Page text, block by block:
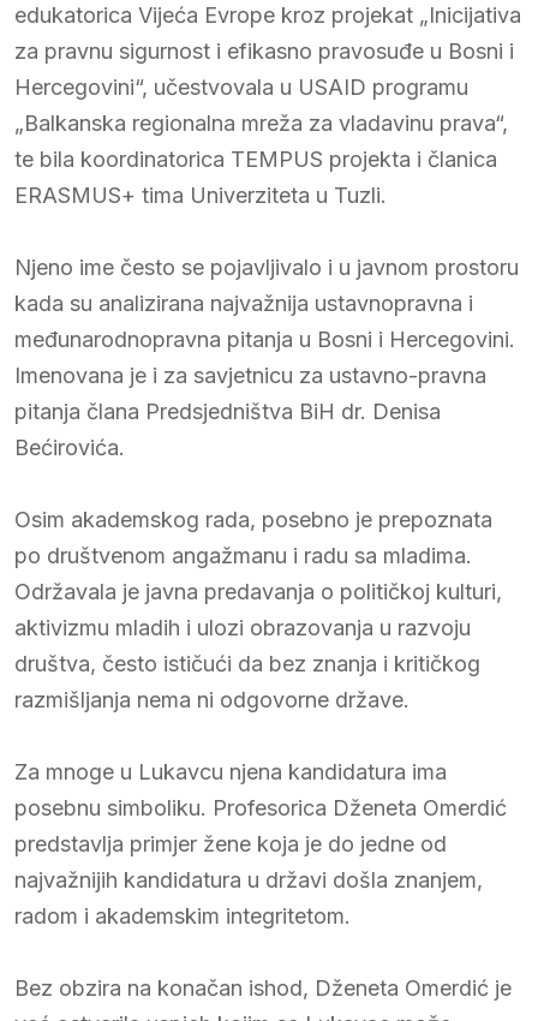
edukatorica Vijeća Evrope kroz projekat „Inicijativa
za pravnu sigurnost i efikasno pravosuđe u Bosni i
Hercegovini“, učestvovala u USAID programu
„Balkanska regionalna mreža za vladavinu prava“,
te bila koordinatorica TEMPUS projekta i članica
ERASMUS+ tima Univerziteta u Tuzli.
Njeno ime često se pojavljivalo i u javnom prostoru
kada su analizirana najvažnija ustavnopravna i
međunarodnopravna pitanja u Bosni i Hercegovini.
Imenovana je i za savjetnicu za ustavno-pravna
pitanja člana Predsjedništva BiH dr. Denisa
Bećirovića.
Osim akademskog rada, posebno je prepoznata
po društvenom angažmanu i radu sa mladima.
Održavala je javna predavanja o političkoj kulturi,
aktivizmu mladih i ulozi obrazovanja u razvoju
društva, često ističući da bez znanja i kritičkog
razmišljanja nema ni odgovorne države.
Za mnoge u Lukavcu njena kandidatura ima
posebnu simboliku. Profesorica Dženeta Omerdić
predstavlja primjer žene koja je do jedne od
najvažnijih kandidatura u državi došla znanjem,
radom i akademskim integritetom.
Bez obzira na konačan ishod, Dženeta Omerdić je